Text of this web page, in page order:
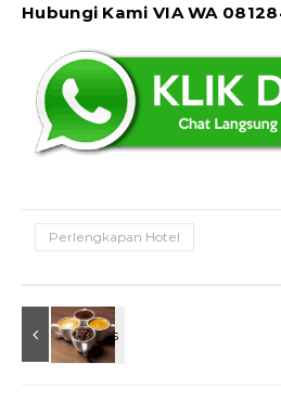
Hubungi Kami VIA WA
Perlengkapan Hotel